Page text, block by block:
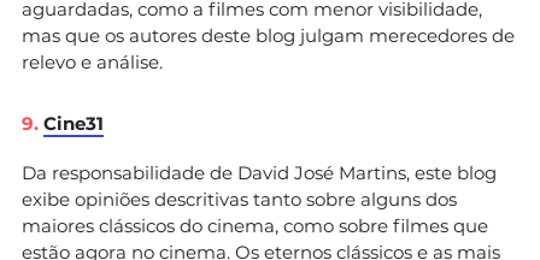
aguardadas, como a filmes com menor visibilidade,
mas que os autores deste blog julgam merecedores de
relevo e análise.
9. Cine31
Da responsabilidade de David José Martins, este blog
exibe opiniões descritivas tanto sobre alguns dos
maiores clássicos do cinema, como sobre filmes que
estão agora no cinema. Os eternos clássicos e as mais